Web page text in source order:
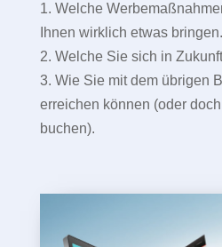
1. Welche
Ihnen wirklich etwas bringen.
2. Welche Sie sich in
3. Wie Sie mit dem übrigen
erreichen können (oder
buchen).